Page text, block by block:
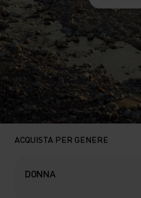
ACQUISTA PER GENERE
DONNA